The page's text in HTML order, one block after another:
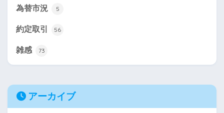
為替市況 5
約定取引 56
雑感 73
アーカイブ